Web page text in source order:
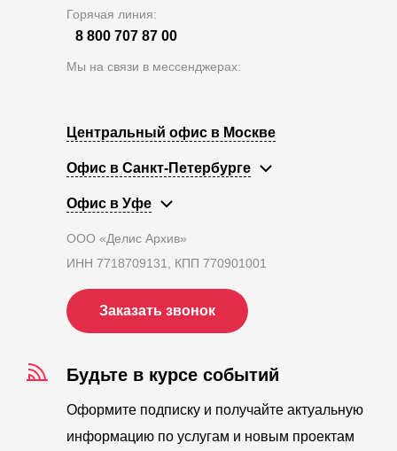
Горячая линия:
8 800 707 87 00
Мы на связи в мессенджерах:
Центральный офис в Москве
Офис в Санкт-Петербурге
Офис в Уфе
ООО «Делис Архив»
ИНН 7718709131, КПП 770901001
Заказать звонок
Будьте в курсе событий
Оформите подписку и получайте актуальную
информацию по услугам и новым проектам